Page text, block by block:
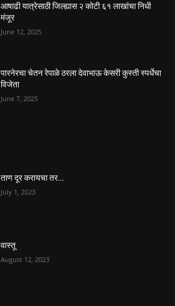
आषाढी यात्रेसाठी जिल्ह्यास २ कोटी ६१ लाखांचा निधी
मंजूर
June 12, 2025
पारनेरचा चेतन रेपाळे ठरला देवाभाऊ केसरी कुस्ती स्पर्धेचा
विजेता
June 7, 2025
ताण दूर करायचा तर…
July 1, 2023
वास्तू
August 12, 2023